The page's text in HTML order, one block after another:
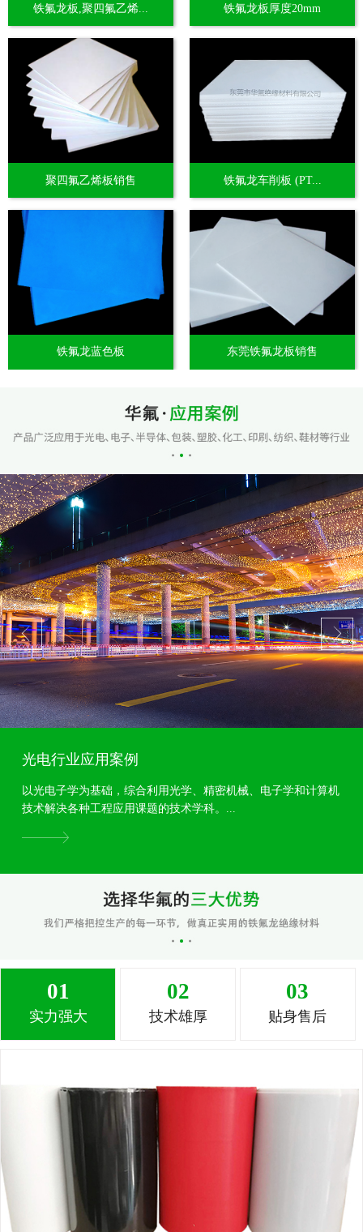
铁氟龙板,聚四氟乙烯... 铁氟龙板厚度20mm
聚四氟乙烯板销售 铁氟龙车削板 (PT...
铁氟龙蓝色板 东莞铁氟龙板销售
光电行业应用案例
以光电子学为基础，综合利用光学、精密机械、电子学和计算机
技术解决各种工程应用课题的技术学科。...
01
实力强大
02
技术雄厚
03
贴身售后